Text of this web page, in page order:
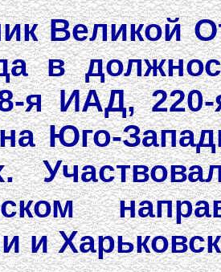
Великой
в
я ИАД,
Юго-
и